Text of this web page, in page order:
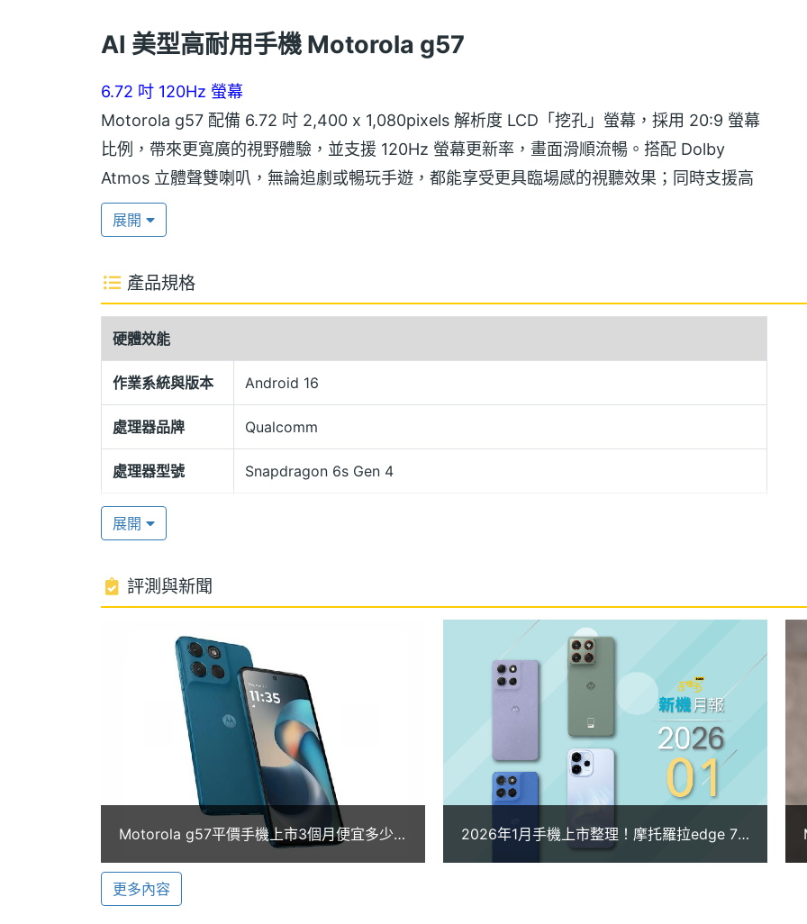
AI 美型高耐用手機 Motorola g57
6.72 吋 120Hz 螢幕
Motorola g57 配備 6.72 吋 2,400 x 1,080pixels 解析度 LCD「挖孔」螢幕，採用 20:9 螢幕
比例，帶來更寬廣的視野體驗，並支援 120Hz 螢幕更新率，畫面滑順流暢。搭配 Dolby
Atmos 立體聲雙喇叭，無論追劇或暢玩手遊，都能享受更具臨場感的視聽效果；同時支援高
亮度顯示模式，即使在戶外強光環境下，畫面依然清晰銳利。
Motorola g57 正面覆蓋康寧大猩猩玻璃 7i，大幅提升抗摔防護力，同時支援 IP64 防塵防水
等級，並通過 MIL-STD-810H 軍規測試，日常使用更加安心。機身背蓋採用柔軟的純素皮革
飾面或是織布紋面，握持手感舒適細膩，也展現獨特個人風格，並提供 Pantone Corsair 海
藍與 Pantone Regatta 帆船藍兩款質感配色可選。
高通 Snapdragon 6s Gen 4
Motorola g57 運行 Android 16 作業系統，搭載 Qualcomm Snapdragon 6s Gen 4 八核心
處理器，內建 4GB RAM + 128GB ROM，提供 5G 單卡上網、eSIM，具備 Wi-Fi 5、藍牙
5.1、NFC 等功能；內建 5,200mAh 電池，支援 30W TurboPower 快充。
5,000 萬畫素主鏡頭
Motorola g57 後置 5,000 萬畫素主鏡頭 + 800 萬畫素超廣角鏡頭，主相機採用 Sony LYTIA
600 感光元件，支援 PDAF 相位對焦技術，結合 AI 影像演算法與人像模式，能拍出高解析
度、色彩自然且層次豐富的人像作品；同時內建自動夜景模式與笑臉捕捉功能，輕鬆記錄每個
精彩瞬間。前置則搭載 800 萬畫素自拍鏡頭，支援人像美顏與臉部辨識解鎖，自拍與日常使
用同樣便利。
◎ Android 16 作業系統
展開
產品規格
硬體效能
作業系統與版本 Android 16
處理器品牌 Qualcomm
處理器型號 Snapdragon 6s Gen 4
處理器時脈
圖形處理器 Adreno 710
RAM記憶體 4 GB
ROM儲存空間 128 GB
5200 mAh
主螢幕尺寸 6.72 inch
主螢幕解析度 2400x1080 pixels
展開
評測與新聞
Motorola g57平價手機上市3個月便宜多少
2026年1月手機上市整理！摩托羅拉edge 70
與OPPO Reno15 F中階新機登台
更多內容